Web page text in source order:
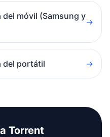
móvil (Samsung y
→
del portátil →
Torrent